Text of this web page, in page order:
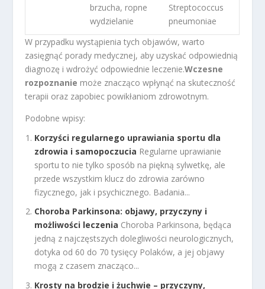
brzucha, ropne
wydzielanie
Streptococcus
pneumoniae
W przypadku wystąpienia tych objawów, warto
zasięgnąć porady medycznej, aby uzyskać odpowiednią
diagnozę i wdrożyć odpowiednie leczenie.Wczesne
rozpoznanie może znacząco wpłynąć na skuteczność
terapii oraz zapobiec powikłaniom zdrowotnym.
Podobne wpisy:
Korzyści regularnego uprawiania sportu dla
zdrowia i samopoczucia Regularne uprawianie
sportu to nie tylko sposób na piękną sylwetkę, ale
przede wszystkim klucz do zdrowia zarówno
fizycznego, jak i psychicznego. Badania...
Choroba Parkinsona: objawy, przyczyny i
możliwości leczenia Choroba Parkinsona, będąca
jedną z najczęstszych dolegliwości neurologicznych,
dotyka od 60 do 70 tysięcy Polaków, a jej objawy
mogą z czasem znacząco...
Krosty na brodzie i żuchwie – przyczyny,